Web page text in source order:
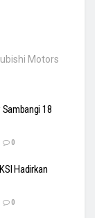
Motors
18
0
Hadirkan
0